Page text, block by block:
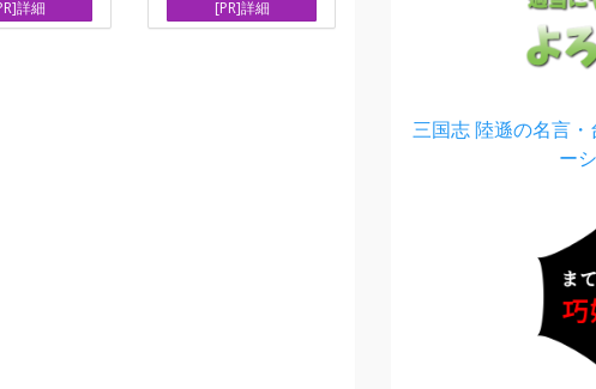
詳細 [PR]詳細
三国志 陸遜の名言
ー